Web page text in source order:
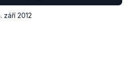
září 2012